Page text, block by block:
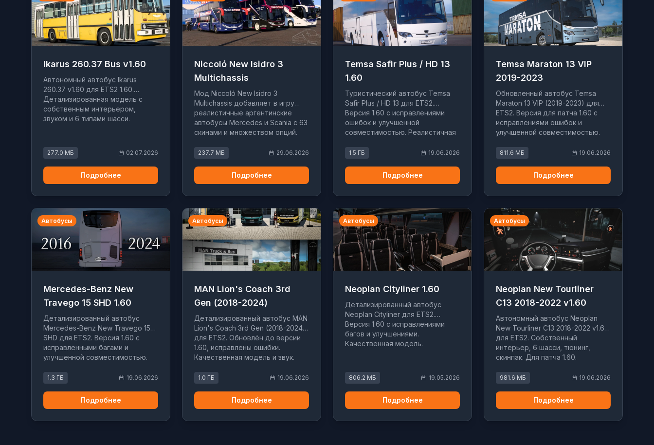
Ikarus 260.37 Bus v1.60
Автономный автобус Ikarus
260.37 v1.60 для ETS2 1.60.
Детализированная модель с
собственным интерьером,
звуком и 6 типами шасси.
277.0 МБ 02.07.2026
Подробнее
Niccoló New Isidro 3
Multichassis
Мод Niccoló New Isidro 3
Multichassis добавляет в игру
реалистичные аргентинские
автобусы Mercedes и Scania с 63
скинами и множеством опций.
237.7 МБ 29.06.2026
Подробнее
Temsa Safir Plus / HD 13
1.60
Туристический автобус Temsa
Safir Plus / HD 13 для ETS2.
Версия 1.60 с исправлениями
ошибок и улучшенной
совместимостью. Реалистичная
1.5 ГБ 19.06.2026
Подробнее
Temsa Maraton 13 VIP
2019-2023
Обновленный автобус Temsa
Maraton 13 VIP (2019-2023) для
ETS2. Версия для патча 1.60 с
исправлениями ошибок и
улучшенной совместимостью.
811.6 МБ 19.06.2026
Подробнее
Автобусы
Mercedes-Benz New
Travego 15 SHD 1.60
Детализированный автобус
Mercedes-Benz New Travego 15
SHD для ETS2. Версия 1.60 с
исправленными багами и
улучшенной совместимостью.
1.3 ГБ 19.06.2026
Подробнее
Автобусы
MAN Lion's Coach 3rd
Gen (2018-2024)
Детализированный автобус MAN
Lion's Coach 3rd Gen (2018-2024)
для ETS2. Обновлён до версии
1.60, исправлены ошибки.
Качественная модель и звук.
1.0 ГБ 19.06.2026
Подробнее
Автобусы
Neoplan Cityliner 1.60
Детализированный автобус
Neoplan Cityliner для ETS2.
Версия 1.60 с исправлениями
багов и улучшениями.
Качественная модель.
806.2 МБ 19.05.2026
Подробнее
Автобусы
Neoplan New Tourliner
C13 2018-2022 v1.60
Автономный автобус Neoplan
New Tourliner C13 2018-2022 v1.60
для ETS2. Собственный
интерьер, 6 шасси, тюнинг,
скинпак. Для патча 1.60.
981.6 МБ 19.06.2026
Подробнее